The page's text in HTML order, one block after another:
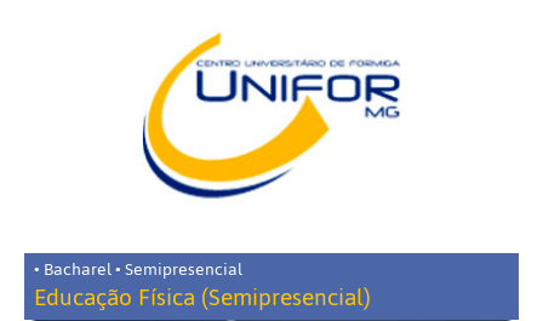
• Bacharel • Semipresencial
Educação Física (Semipresencial)